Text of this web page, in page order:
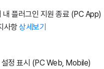
플러그인 지원 종료 (PC App)
사항상세보기
정 표시 (PC Web, Mobile)